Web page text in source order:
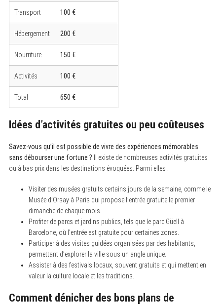
Transport 100 €
Hébergement 200 €
Nourriture 150 €
Activités 100 €
Total 650 €
Idées d’activités gratuites ou peu coûteuses
Savez-vous qu’il est possible de vivre des expériences mémorables
sans débourser une fortune ? Il existe de nombreuses activités gratuites
ou à bas prix dans les destinations évoquées. Parmi elles :
Visiter des musées gratuits certains jours de la semaine, comme le
Musée d’Orsay à Paris qui propose l’entrée gratuite le premier
dimanche de chaque mois.
Profiter de parcs et jardins publics, tels que le parc Güell à
Barcelone, où l’entrée est gratuite pour certaines zones.
Participer à des visites guidées organisées par des habitants,
permettant d’explorer la ville sous un angle unique.
Assister à des festivals locaux, souvent gratuits et qui mettent en
valeur la culture locale et les traditions.
Comment dénicher des bons plans de